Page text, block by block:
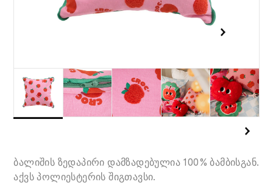
ბალიშის ზედაპირი დამზადებულია 100% ბამბისგან.
აქვს პოლიესტერის შიგთავსი.